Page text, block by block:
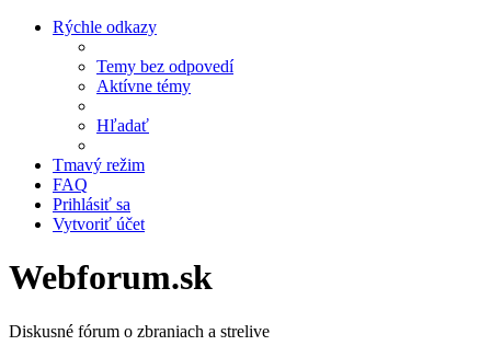
Rýchle odkazy
Temy bez odpovedí
Aktívne témy
Hľadať
Tmavý režim
FAQ
Prihlásiť sa
Vytvoriť účet
Webforum.sk
Diskusné fórum o zbraniach a strelive